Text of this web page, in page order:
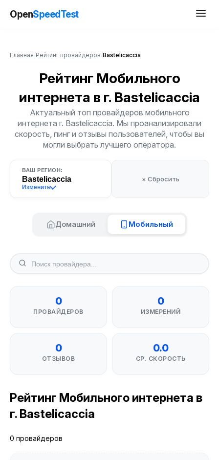
OpenSpeedTest
Главная Рейтинг провайдеров Bastelicaccia
Рейтинг Мобильного
интернета в г. Bastelicaccia
Актуальный топ провайдеров мобильного
интернета г. Bastelicaccia. Мы проанализировали
скорость, пинг и отзывы пользователей, чтобы вы
могли выбрать лучшего оператора.
ВАШ РЕГИОН:
Bastelicaccia
Изменить
× Сбросить
Домашний Мобильный
0
ПРОВАЙДЕРОВ
0
ИЗМЕРЕНИЙ
0
ОТЗЫВОВ
0.0
СР. СКОРОСТЬ
Рейтинг Мобильного интернета в
г. Bastelicaccia
0 провайдеров